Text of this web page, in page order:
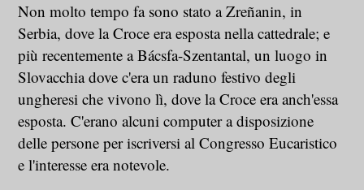
Non molto tempo fa sono stato a Zreñanin, in
Serbia, dove la Croce era esposta nella cattedrale; e
più recentemente a Bácsfa-Szentantal, un luogo in
Slovacchia dove c'era un raduno festivo degli
ungheresi che vivono lì, dove la Croce era anch'essa
esposta. C'erano alcuni computer a disposizione
delle persone per iscriversi al Congresso Eucaristico
e l'interesse era notevole.